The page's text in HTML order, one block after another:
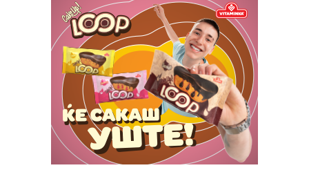
Etiam est nibh, lobortis sit
Praesent euismod ac
Ut mollis pellentesque tortor
Nullam eu erat condimentum
Donec quis est ac felis
Orci varius natoque dolor
Yearly pricing Monthly pricing